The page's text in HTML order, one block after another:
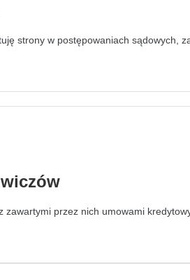
strony w postępowaniach sądowych,
przez nich umowami